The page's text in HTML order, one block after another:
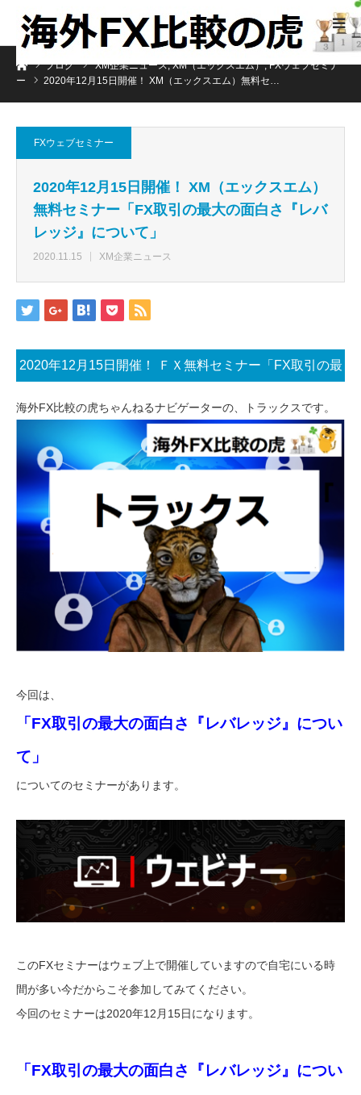
ホームブログ XM企業ニュース, XM（エックスエム）, FXウェブセミナ
ー
2020年12月15日開催！ XM（エックスエム）無料セ…
FXウェブセミナー
2020年12月15日開催！ XM（エックスエム）
無料セミナー「FX取引の最大の面白さ『レバ
レッジ』について」
2020.11.15 XM企業ニュース
2020年12月15日開催！ ＦＸ無料セミナー「FX取引の最
海外FX比較の虎ちゃんねるナビゲーターの、トラックスです。
今回は、
「FX取引の最大の面白さ『レバレッジ』につい
て」
についてのセミナーがあります。
このFXセミナーはウェブ上で開催していますので自宅にいる時
間が多い今だからこそ参加してみてください。
今回のセミナーは2020年12月15日になります。
「FX取引の最大の面白さ『レバレッジ』につい